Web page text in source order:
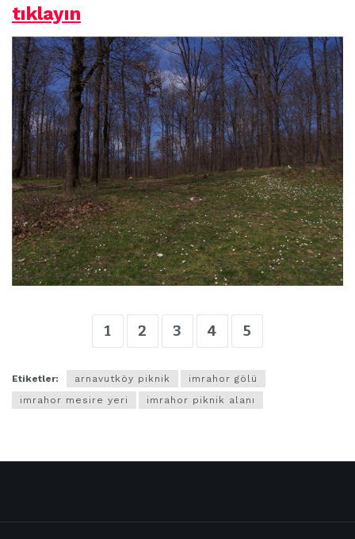
tıklayın
1 2 3 4 5
Etiketler: arnavutköy piknik
imrahor gölü
imrahor mesire yeri
imrahor piknik alanı